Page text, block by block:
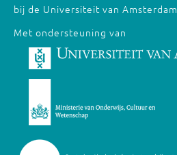
bij de Universiteit van Amsterdam
Met ondersteuning van